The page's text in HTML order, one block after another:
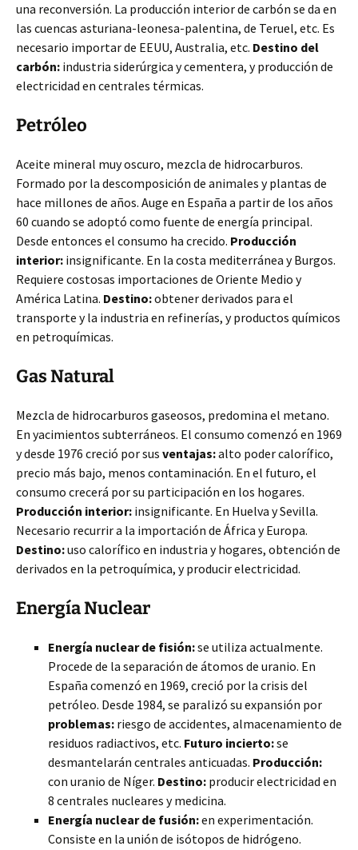
una reconversión. La producción interior de carbón se da en
las cuencas asturiana-leonesa-palentina, de Teruel, etc. Es
necesario importar de EEUU, Australia, etc. Destino del
carbón: industria siderúrgica y cementera, y producción de
electricidad en centrales térmicas.
Petróleo
Aceite mineral muy oscuro, mezcla de hidrocarburos.
Formado por la descomposición de animales y plantas de
hace millones de años. Auge en España a partir de los años
60 cuando se adoptó como fuente de energía principal.
Desde entonces el consumo ha crecido. Producción
interior: insignificante. En la costa mediterránea y Burgos.
Requiere costosas importaciones de Oriente Medio y
América Latina. Destino:obtener derivados para el
transporte y la industria en refinerías, y productos químicos
en petroquímicas.
Gas Natural
Mezcla de hidrocarburos gaseosos, predomina el metano.
En yacimientos subterráneos. El consumo comenzó en 1969
y desde 1976 creció por sus ventajas:alto poder calorífico,
precio más bajo, menos contaminación. En el futuro, el
consumo crecerá por su participación en los hogares.
Producción interior: insignificante. En Huelva y Sevilla.
Necesario recurrir a la importación de África y Europa.
Destino:uso calorífico en industria y hogares, obtención de
derivados en la petroquímica, y producir electricidad.
Energía Nuclear
Energía nuclear de fisión:se utiliza actualmente.
Procede de la separación de átomos de uranio. En
España comenzó en 1969, creció por la crisis del
petróleo. Desde 1984, se paralizó su expansión por
problemas: riesgo de accidentes, almacenamiento de
residuos radiactivos, etc. Futuro incierto:se
desmantelarán centrales anticuadas. Producción:
con uranio de Níger. Destino: producir electricidad en
8 centrales nucleares y medicina.
Energía nuclear de fusión:en experimentación.
Consiste en la unión de isótopos de hidrógeno.